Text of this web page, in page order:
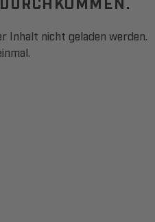
Inhalt nicht geladen werden.